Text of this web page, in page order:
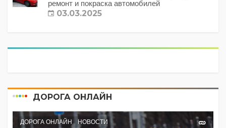
ремонт и покраска автомобилей
03.03.2025
ДОРОГА ОНЛАЙН
ДОРОГА ОНЛАЙН НОВОСТИ